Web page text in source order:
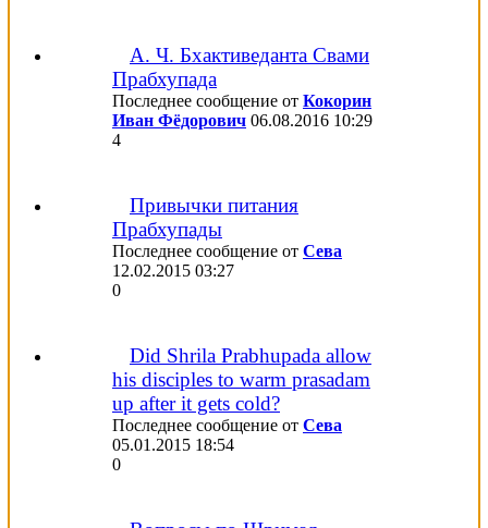
А. Ч. Бхактиведанта Свами
Прабхупада
Последнее сообщение от Кокорин
Иван Фёдорович 06.08.2016 10:29
4
Привычки питания
Прабхупады
Последнее сообщение от Сева
12.02.2015 03:27
0
Did Shrila Prabhupada allow
his disciples to warm prasadam
up after it gets cold?
Последнее сообщение от Сева
05.01.2015 18:54
0